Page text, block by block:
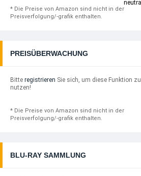
* Die Preise von Amazon sind nicht in der
Preisverfolgung/-grafik enthalten.
PREISÜBERWACHUNG
Bitte registrieren Sie sich, um diese Funktion zu
nutzen!
* Die Preise von Amazon sind nicht in der
Preisverfolgung/-grafik enthalten.
BLU-RAY SAMMLUNG